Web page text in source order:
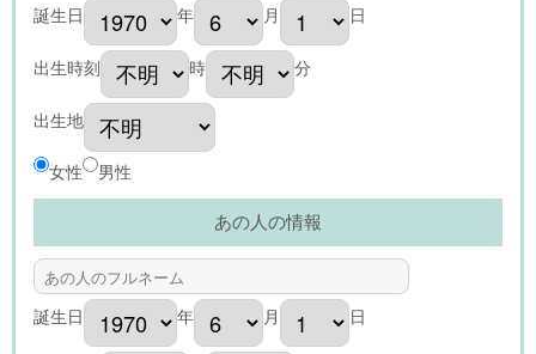
誕生日 年 月 日
出生時刻 時 分
出生地
女性 男性
あの人の情報
誕生日 年 月 日